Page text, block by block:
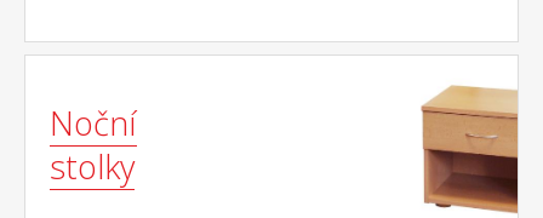
Noční
stolky